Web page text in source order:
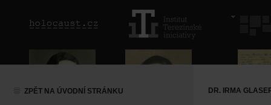
ZPĚT NA ÚVODNÍ STRÁNKU DR. IRMA